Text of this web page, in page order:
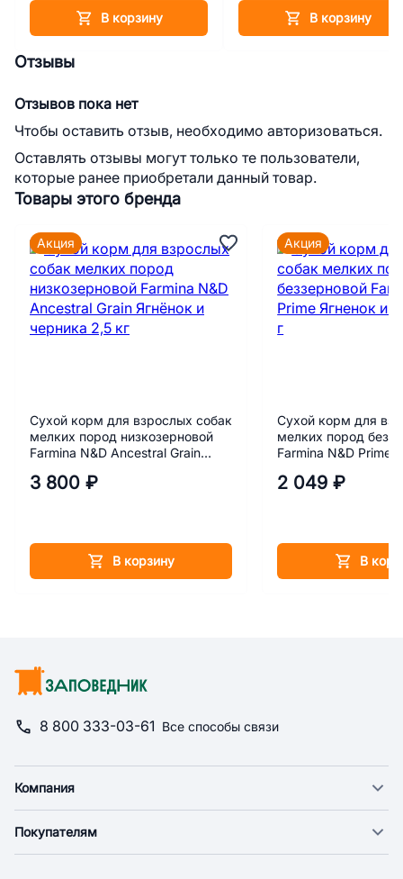
В корзину В корзину
Товары этого бренда
Сухой корм для взрослых собак
мелких пород низкозерновой
Farmina N&D Ancestral Grain
3 800 ₽
В корзину
Акция
Сухой корм для
мелких пород
Farmina N&D Prime
2 049 ₽
В
Акция
Отзывы
Отзывов пока нет
Чтобы оставить отзыв, необходимо авторизоваться.
Оставлять отзывы могут только те пользователи,
которые ранее приобретали данный товар.
8 800 333-03-61 Все способы связи
Компания
Новости
Покупателям